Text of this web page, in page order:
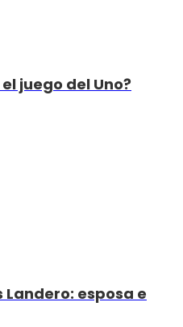
juego del Uno?
esposa e